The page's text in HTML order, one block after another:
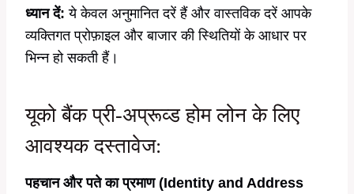
ध्यान दें: ये केवल अनुमानित दरें हैं और वास्तविक दरें आपके
व्यक्तिगत प्रोफ़ाइल और बाजार की स्थितियों के आधार पर
भिन्न हो सकती हैं।
यूको बैंक प्री-अप्रूव्ड होम लोन के लिए
आवश्यक दस्तावेज:
पहचान और पते का प्रमाण (Identity and Address